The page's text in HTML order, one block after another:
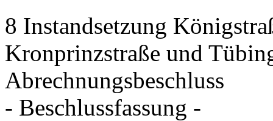
8 Instandsetzung
Kronprinzstraße und
Abrechnungsbeschluss
- Beschlussfassung -